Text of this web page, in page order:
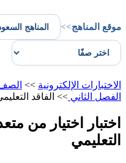
موقع المناهج>>
الاختبارات الإلكترونية >> الصف
الفصل الثاني >> الفاقد التعليمي
اختبار اختيار من
التعليمي